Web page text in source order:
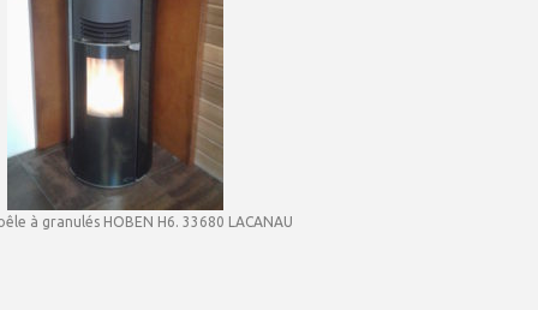
à granulés HOBEN H6. 33680 LACANAU